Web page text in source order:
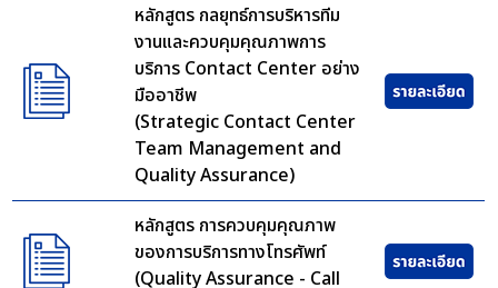
หลักสูตร กลยุทธ์การบริหารทีม
งานและควบคุมคุณภาพการ
บริการ Contact Center อย่าง
มืออาชีพ
(Strategic Contact Center
Team Management and
Quality Assurance)
หลักสูตร การควบคุมคุณภาพ
ของการบริการทางโทรศัพท์
(Quality Assurance - Call